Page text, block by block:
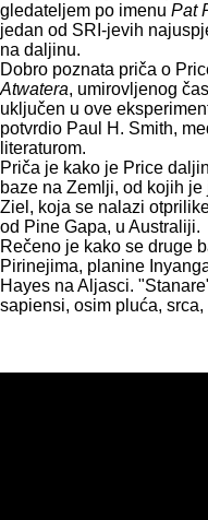
gledateljem po imenu Pat
jedan od SRI-jevih
na daljinu.
Dobro poznata priča o
Atwatera, umirovljenog
uključen u ove
potvrdio Paul H. Smith,
literaturom.
Priča je kako je Price
baze na Zemlji, od kojih
Ziel, koja se nalazi
od Pine Gapa, u Australiji.
Rečeno je kako se druge
Pirinejima, planine
Hayes na Aljasci.
sapiensi, osim pluća,